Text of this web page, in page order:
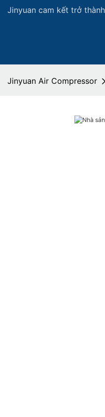
Jinyuan cam kết trở
Jinyuan Air Compressor